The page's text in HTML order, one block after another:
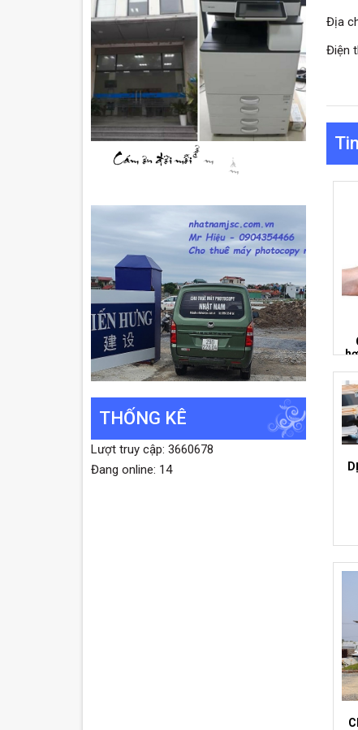
Địa
Điện
THỐNG KÊ
Lượt truy cập: 3660678
Đang online: 14